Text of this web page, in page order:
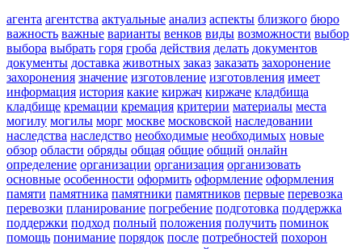
агента агентства актуальные анализ аспекты близкого бюро
важность важные варианты венков виды возможности выбор
выбора выбрать горя гроба действия делать документов
документы доставка животных заказ заказать захоронение
захоронения значение изготовление изготовления имеет
информация история какие киржач киржаче кладбища
кладбище кремации кремация критерии материалы места
могилу могилы морг москве московской наследовании
наследства наследство необходимые необходимых новые
обзор области обряды общая общие общий онлайн
определение организации организация организовать
основные особенности оформить оформление оформления
памяти памятника памятники памятников первые перевозка
перевозки планирование погребение подготовка поддержка
поддержки подход полный положения получить поминок
помощь понимание порядок после потребностей похорон